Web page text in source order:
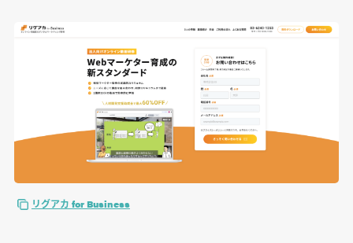
リグアカ for Business